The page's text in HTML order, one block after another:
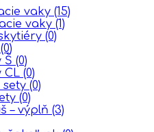
vaky (15)
vaky (1)
(0)
(0)
Š (0)
CL (0)
sety (0)
(0)
– výplň (3)